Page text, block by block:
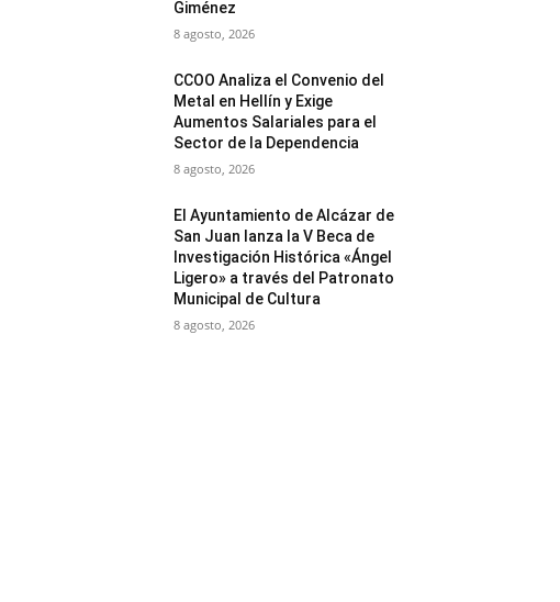
Giménez
8 agosto, 2026
CCOO Analiza el Convenio del
Metal en Hellín y Exige
Aumentos Salariales para el
Sector de la Dependencia
8 agosto, 2026
El Ayuntamiento de Alcázar de
San Juan lanza la V Beca de
Investigación Histórica «Ángel
Ligero» a través del Patronato
Municipal de Cultura
8 agosto, 2026